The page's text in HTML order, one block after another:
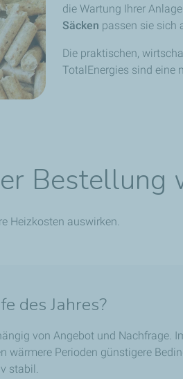
die Wartung Ihrer
Säcken passen sie sich
Die praktischen,
TotalEnergies sind eine
Bestellung
Heizkosten auswirken.
des Jahres?
von Angebot und Nachfrage.
Perioden günstigere
stabil.